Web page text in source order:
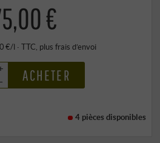
€
€/l · TTC , plus frais d’envoi
ACHETER
4 pièces disponibles